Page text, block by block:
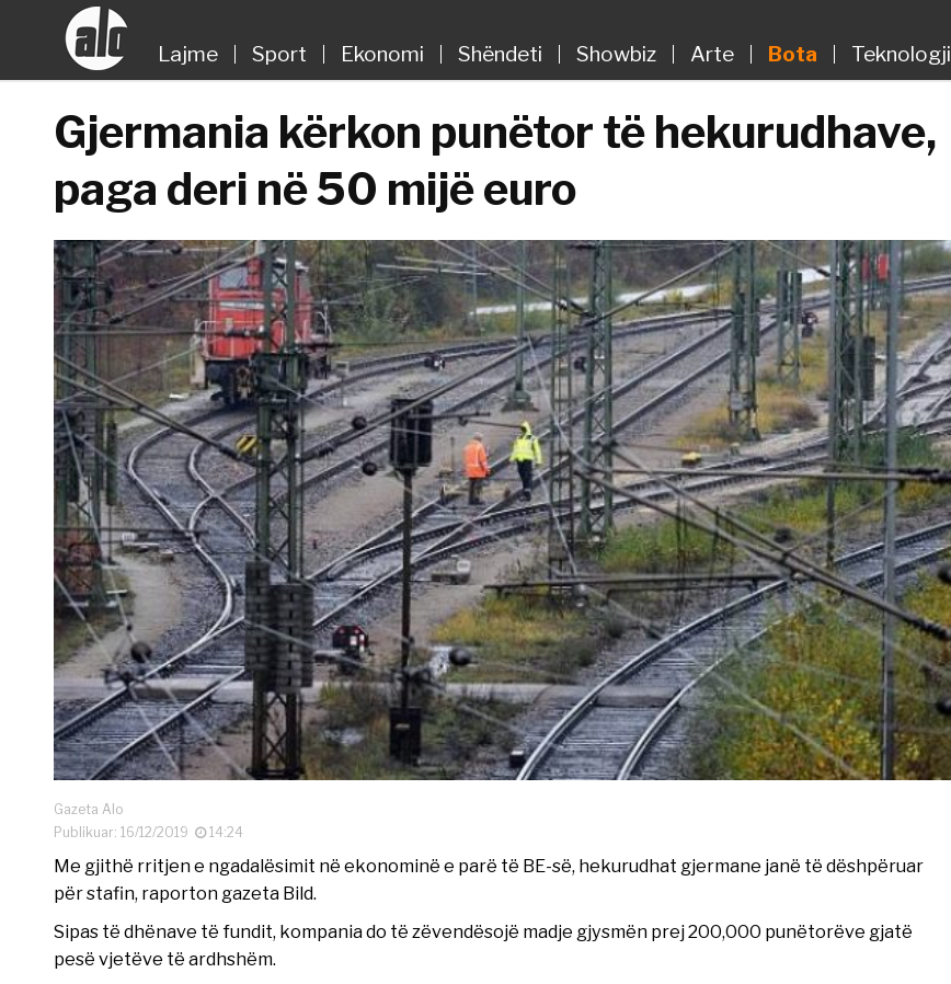
Lajme Sport Ekonomi Shëndeti Showbiz Arte Bota Teknologji
Gjermania kërkon punëtor të hekurudhave,
paga deri në 50 mijë euro
Gazeta Alo
Publikuar: 16/12/2019
14:24
Me gjithë rritjen e ngadalësimit në ekonominë e parë të BE-së, hekurudhat gjermane janë të dëshpëruar
për stafin, raporton gazeta Bild.
Sipas të dhënave të fundit, kompania do të zëvendësojë madje gjysmën prej 200,000 punëtorëve gjatë
pesë vjetëve të ardhshëm.